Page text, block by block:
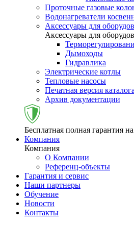
Проточные газовые
Водонагреватели
Аксессуары для
Аксессуары для
Дымоходы
Гидравлика
Электрические котлы
Тепловые насосы
Печатная версия
Архив документации
Бесплатная полная гарантия
Компания
Компания
О Компании
Референц-объекты
Гарантия и сервис
Наши партнеры
Обучение
Новости
Контакты